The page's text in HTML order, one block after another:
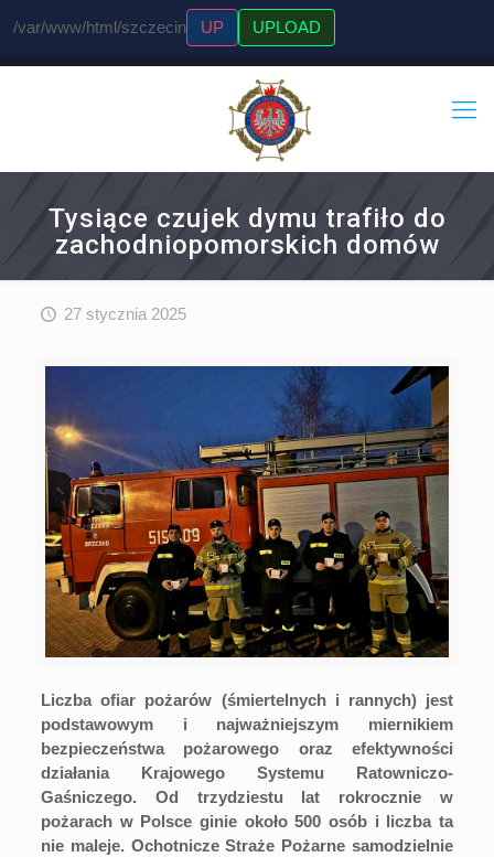
/var/www/html/szczecin UP UPLOAD
Tysiące czujek dymu trafiło do
zachodniopomorskich domów
27 stycznia 2025
Liczba ofiar pożarów (śmiertelnych i rannych) jest
podstawowym i najważniejszym miernikiem
bezpieczeństwa pożarowego oraz efektywności
działania Krajowego Systemu Ratowniczo-
Gaśniczego. Od trzydziestu lat rokrocznie w
pożarach w Polsce ginie około 500 osób i liczba ta
nie maleje. Ochotnicze Straże Pożarne samodzielnie